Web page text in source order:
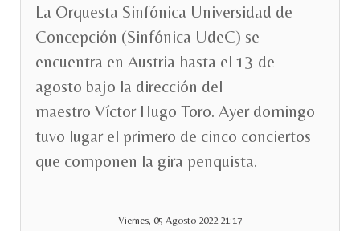
La Orquesta Sinfónica Universidad de
Concepción (Sinfónica UdeC) se
encuentra en Austria hasta el 13 de
agosto bajo la dirección del
maestro Víctor Hugo Toro. Ayer domingo
tuvo lugar el primero de cinco conciertos
que componen la gira penquista.
Viernes, 05 Agosto 2022 21:17